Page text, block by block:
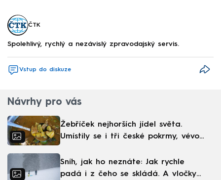
ČTK
Spolehlivý, rychlý a nezávislý zpravodajský servis.
Vstup do diskuze
Návrhy pro vás
Žebříček nejhorších jídel světa.
Umístily se i tři české pokrmy, vévodí
Sníh, jak ho neznáte: Jak rychle
padá i z čeho se skládá. A vločky